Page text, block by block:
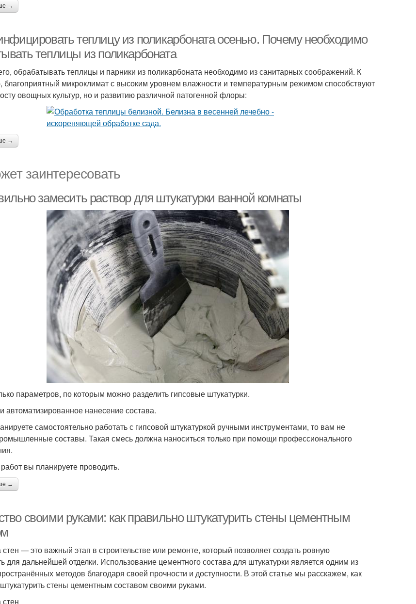
→
теплицу из поликарбоната осенью. Почему необходимо
теплицы из поликарбоната
обрабатывать теплицы и парники из поликарбоната необходимо из санитарных соображений. К
микроклимат с высоким уровнем влажности и температурным режимом способствуют
овощных культур, но и развитию различной патогенной флоры:
→
заинтересовать
замесить раствор для штукатурки ванной комнаты
параметров, по которым можно разделить гипсовые штукатурки.
автоматизированное нанесение состава.
самостоятельно работать с гипсовой штукатуркой ручными инструментами, то вам не
составы. Такая смесь должна наноситься только при помощи профессионального
работ вы планируете проводить.
→
своими руками: как правильно штукатурить стены цементным
стен — это важный этап в строительстве или ремонте, который позволяет создать ровную
для дальнейшей отделки. Использование цементного состава для штукатурки является одним из
методов благодаря своей прочности и доступности. В этой статье мы расскажем, как
стены цементным составом своими руками.
стен